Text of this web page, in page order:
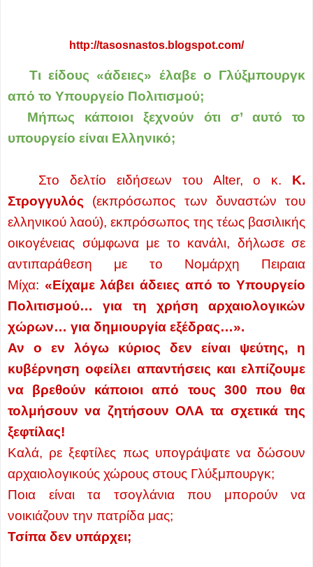
http://tasosnastos.blogspot.com/
Τι είδους «άδειες» έλαβε ο Γλύξμπουργκ
από το Υπουργείο Πολιτισμού;
Μήπως κάποιοι ξεχνούν ότι σ’ αυτό το
υπουργείο είναι Ελληνικό;
Στο δελτίο ειδήσεων του Alter, ο κ. Κ.
Στρογγυλός (εκπρόσωπος των δυναστών του
ελληνικού λαού), εκπρόσωπος της τέως βασιλικής
οικογένειας σύμφωνα με το κανάλι, δήλωσε σε
αντιπαράθεση με το Νομάρχη Πειραια
Μίχα: «Είχαμε λάβει άδειες από το Υπουργείο
Πολιτισμού… για τη χρήση αρχαιολογικών
χώρων… για δημιουργία εξέδρας…».
Αν ο εν λόγω κύριος δεν είναι ψεύτης, η
κυβέρνηση οφείλει απαντήσεις και ελπίζουμε
να βρεθούν κάποιοι από τους 300 που θα
τολμήσουν να ζητήσουν ΟΛΑ τα σχετικά της
ξεφτίλας!
Καλά, ρε ξεφτίλες πως υπογράψατε να δώσουν
αρχαιολογικούς χώρους στους Γλύξμπουργκ;
Ποια είναι τα τσογλάνια που μπορούν να
νοικιάζουν την πατρίδα μας;
Τσίπα δεν υπάρχει;